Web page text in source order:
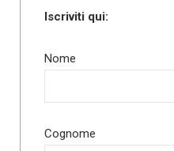
Iscriviti qui:
Nome
Cognome